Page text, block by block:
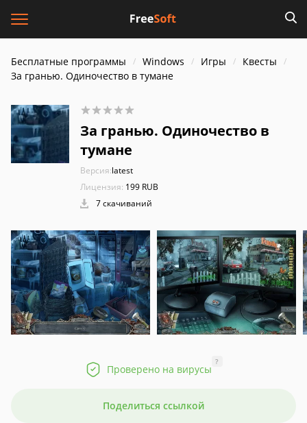
Бесплатные программы Windows Игры
Квесты
За гранью. Одиночество в тумане
За гранью. Одиночество в
тумане
Версия:latest
Лицензия: 199 RUB
7 скачиваний
Проверено на вирусы
?
Поделиться ссылкой